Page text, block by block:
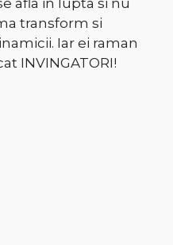
afla in lupta si nu
transform si
Iar ei raman
INVINGATORI!